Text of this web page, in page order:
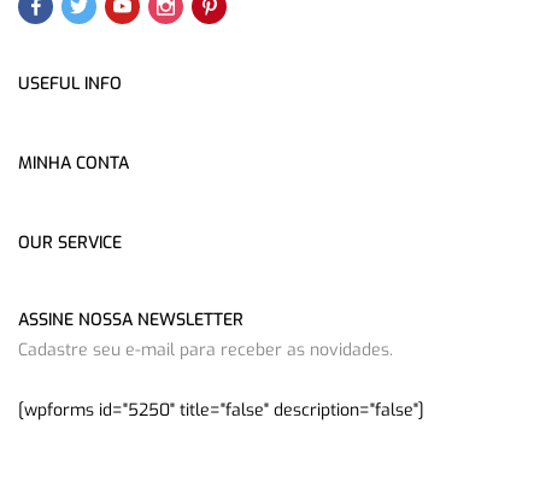
USEFUL INFO
MINHA CONTA
OUR SERVICE
ASSINE NOSSA NEWSLETTER
Cadastre seu e-mail para receber as novidades.
[wpforms id="5250" title="false" description="false"]